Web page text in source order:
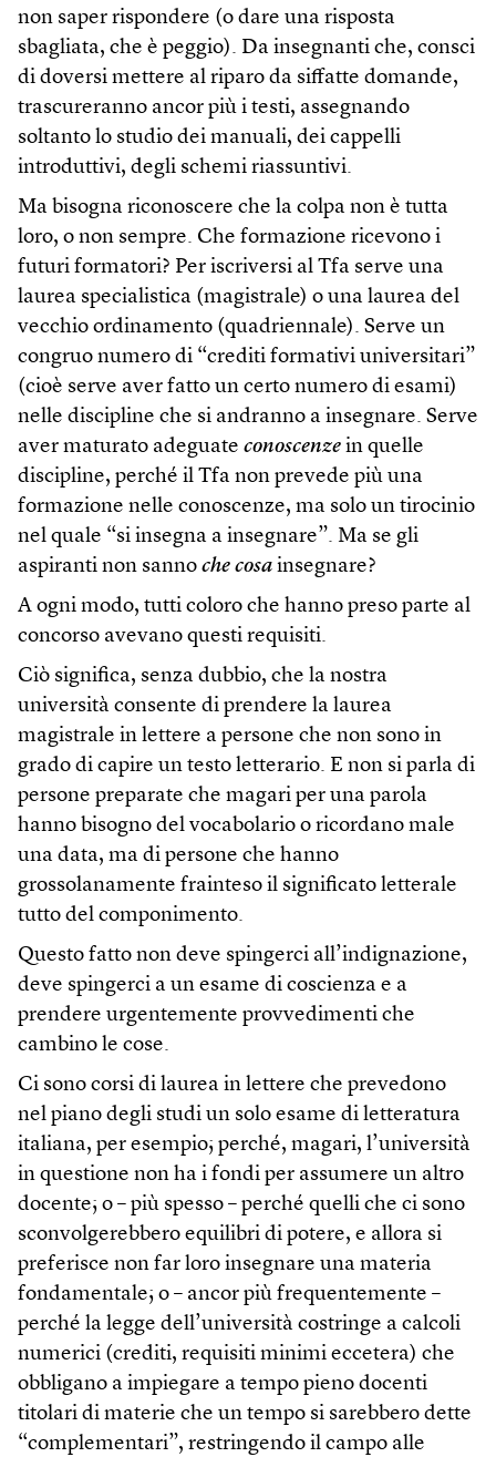
non saper rispondere (o dare una risposta
sbagliata, che è peggio). Da insegnanti che, consci
di doversi mettere al riparo da siffatte domande,
trascureranno ancor più i testi, assegnando
soltanto lo studio dei manuali, dei cappelli
introduttivi, degli schemi riassuntivi.
Ma bisogna riconoscere che la colpa non è tutta
loro, o non sempre. Che formazione ricevono i
futuri formatori? Per iscriversi al Tfa serve una
laurea specialistica (magistrale) o una laurea del
vecchio ordinamento (quadriennale). Serve un
congruo numero di “crediti formativi universitari”
(cioè serve aver fatto un certo numero di esami)
nelle discipline che si andranno a insegnare. Serve
aver maturato adeguate conoscenze in quelle
discipline, perché il Tfa non prevede più una
formazione nelle conoscenze, ma solo un tirocinio
nel quale “si insegna a insegnare”. Ma se gli
aspiranti non sanno che cosa insegnare?
A ogni modo, tutti coloro che hanno preso parte al
concorso avevano questi requisiti.
Ciò significa, senza dubbio, che la nostra
università consente di prendere la laurea
magistrale in lettere a persone che non sono in
grado di capire un testo letterario. E non si parla di
persone preparate che magari per una parola
hanno bisogno del vocabolario o ricordano male
una data, ma di persone che hanno
grossolanamente frainteso il significato letterale
tutto del componimento.
Questo fatto non deve spingerci all’indignazione,
deve spingerci a un esame di coscienza e a
prendere urgentemente provvedimenti che
cambino le cose.
Ci sono corsi di laurea in lettere che prevedono
nel piano degli studi un solo esame di letteratura
italiana, per esempio; perché, magari, l’università
in questione non ha i fondi per assumere un altro
docente; o – più spesso – perché quelli che ci sono
sconvolgerebbero equilibri di potere, e allora si
preferisce non far loro insegnare una materia
fondamentale; o – ancor più frequentemente –
perché la legge dell’università costringe a calcoli
numerici (crediti, requisiti minimi eccetera) che
obbligano a impiegare a tempo pieno docenti
titolari di materie che un tempo si sarebbero dette
“complementari”, restringendo il campo alle